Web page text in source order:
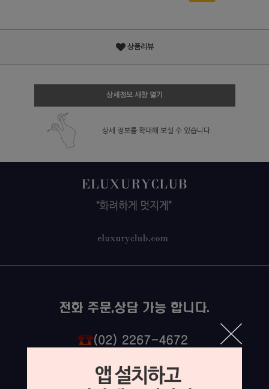
상품리뷰
상세정보 새창 열기
상세 정보를 확대해 보실 수 있습니다.